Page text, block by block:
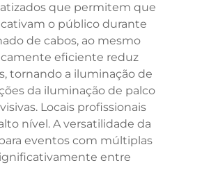
que permitem que
o público durante
de cabos, ao mesmo
eficiente reduz
tornando a iluminação de
da iluminação de palco
Locais profissionais
nível. A versatilidade da
eventos com múltiplas
entre